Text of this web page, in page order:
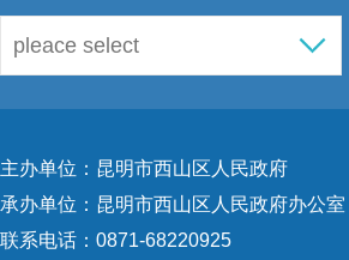
主办单位：昆明市西山区人民政府
承办单位：昆明市西山区人民政府办公
联系电话：0871-68220925